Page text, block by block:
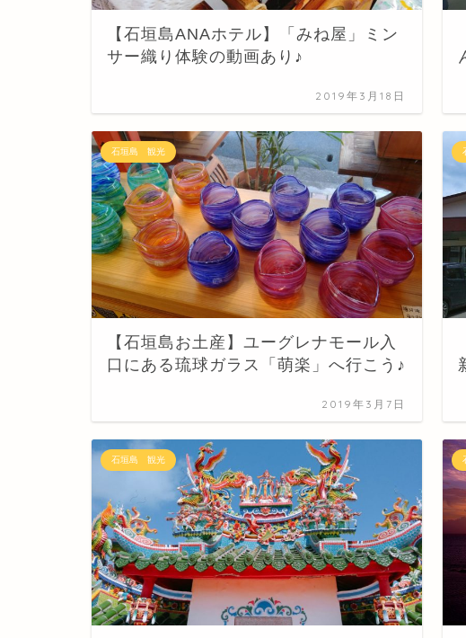
【石垣島ANAホテル】「みね屋」ミン
サー織り体験の動画あり♪
2019年3月18日
石垣島 観光
【石垣島お土産】ユーグレナモール入
口にある琉球ガラス「萌楽」へ行こう♪
2019年3月7日
石垣島 観光